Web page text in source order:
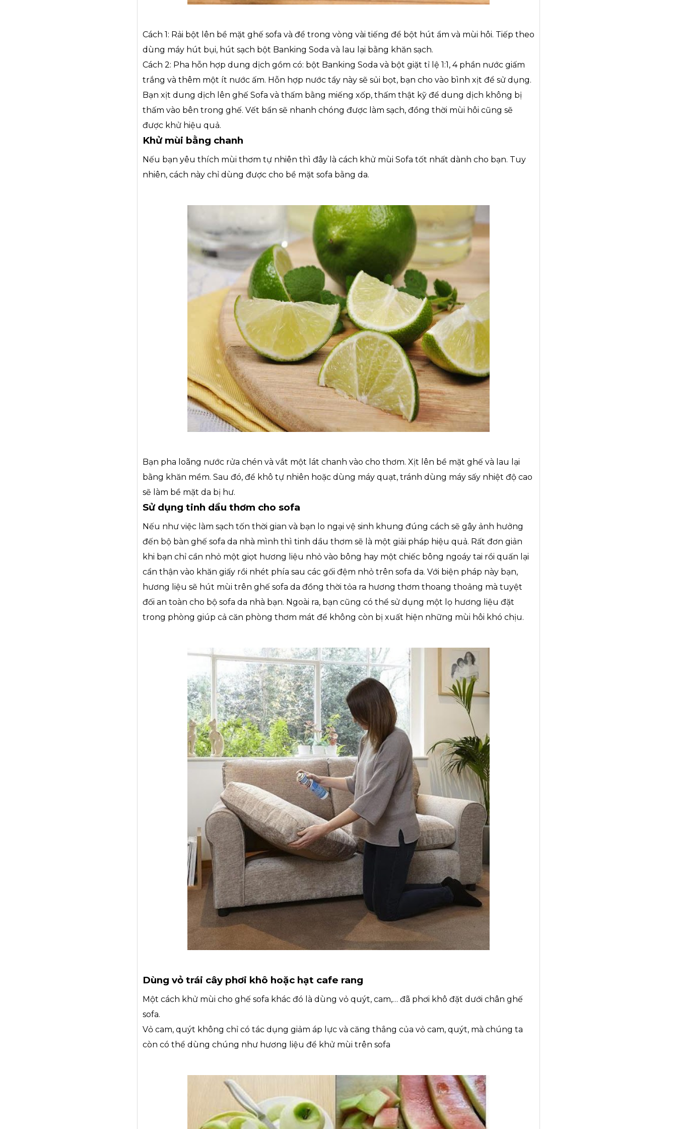
Cách 1: Rải bột lên bề mặt ghế sofa và để trong vòng vài tiếng để bột hút ẩm và mùi hôi. Tiếp theo
dùng máy hút bụi, hút sạch bột Banking Soda và lau lại bằng khăn sạch.
Cách 2: Pha hỗn hợp dung dịch gồm có: bột Banking Soda và bột giặt tỉ lệ 1:1, 4 phần nước giấm
trắng và thêm một ít nước ấm. Hỗn hợp nước tẩy này sẽ sủi bọt, bạn cho vào bình xịt để sử dụng.
Bạn xịt dung dịch lên ghế Sofa và thấm bằng miếng xốp, thấm thật kỹ để dung dịch không bị
thấm vào bên trong ghế. Vết bẩn sẽ nhanh chóng được làm sạch, đồng thời mùi hôi cũng sẽ
được khử hiệu quả.
Khử mùi bằng chanh
Nếu bạn yêu thích mùi thơm tự nhiên thì đây là cách khử mùi Sofa tốt nhất dành cho bạn. Tuy
nhiên, cách này chỉ dùng được cho bề mặt sofa bằng da.
Bạn pha loãng nước rửa chén và vắt một lát chanh vào cho thơm. Xịt lên bề mặt ghế và lau lại
bằng khăn mềm. Sau đó, để khô tự nhiên hoặc dùng máy quạt, tránh dùng máy sấy nhiệt độ cao
sẽ làm bề mặt da bị hư.
Sử dụng tinh dầu thơm cho sofa
Nếu như việc làm sạch tốn thời gian và bạn lo ngại vệ sinh khung đúng cách sẽ gây ảnh hưởng
đến bộ bàn ghế sofa da nhà mình thì tinh dầu thơm sẽ là một giải pháp hiệu quả. Rất đơn giản
khi bạn chỉ cần nhỏ một giọt hương liệu nhỏ vào bông hay một chiếc bông ngoáy tai rồi quấn lại
cẩn thận vào khăn giấy rồi nhét phía sau các gối đệm nhỏ trên sofa da. Với biện pháp này bạn,
hương liệu sẽ hút mùi trên ghế sofa da đồng thời tỏa ra hương thơm thoang thoảng mà tuyệt
đối an toàn cho bộ sofa da nhà bạn. Ngoài ra, bạn cũng có thể sử dụng một lọ hương liệu đặt
trong phòng giúp cả căn phòng thơm mát để không còn bị xuất hiện những mùi hôi khó chịu.
Dùng vỏ trái cây phơi khô hoặc hạt cafe rang
Một cách khử mùi cho ghế sofa khác đó là dùng vỏ quýt, cam,… đã phơi khô đặt dưới chân ghế
sofa.
Vỏ cam, quýt không chỉ có tác dụng giảm áp lực và căng thẳng của vỏ cam, quýt, mà chúng ta
còn có thể dùng chúng như hương liệu để khử mùi trên sofa